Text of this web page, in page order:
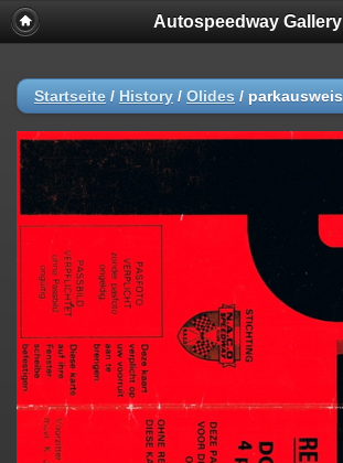
Autospeedway Gallery
Startseite / History / Olides / parkausweis